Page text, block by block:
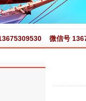
微信号